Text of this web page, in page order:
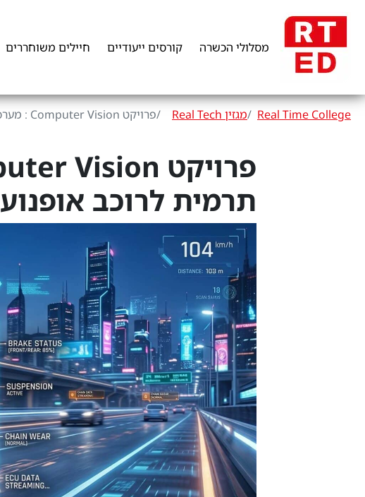
חיילים משוחררים קורסים ייעודיים מסלולי הכשרה
Real Time College מגזין Real Tech פרויקט Computer Vision : מערכת התראה תרמית לרוכב אופנוע
תרמית לרוכב אופנוע